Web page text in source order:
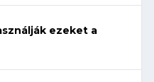
ezeket a